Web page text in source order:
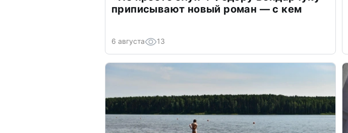
приписывают новый роман — с кем
6 августа 13